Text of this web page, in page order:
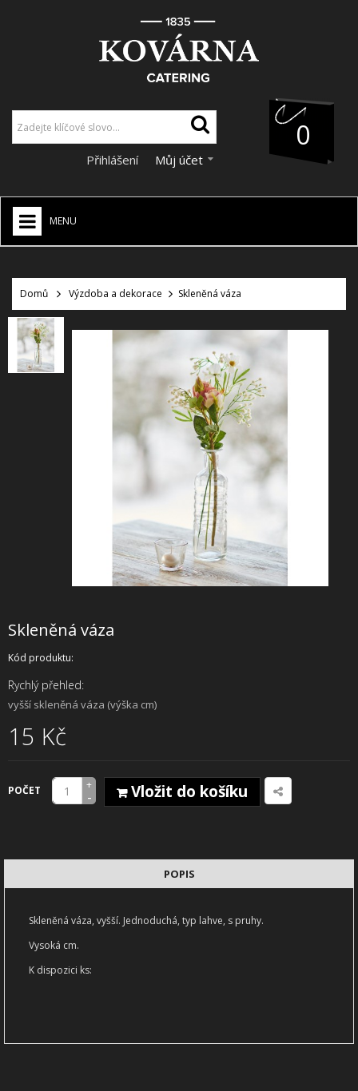
0
Přihlášení Můj účet
MENU
CATERING
VÝZDOBA A DEKORACE
SLUŽBY
Domů Výzdoba a dekorace Skleněná váza
Skleněná váza
Kód produktu:
Rychlý přehled:
vyšší skleněná váza (výška cm)
15 Kč
POČET +
- Vložit do košíku
POPIS
Skleněná váza, vyšší. Jednoduchá, typ lahve, s pruhy.
Vysoká cm.
K dispozici ks: